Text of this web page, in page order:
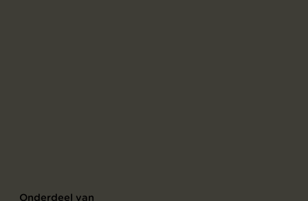
Onderdeel van